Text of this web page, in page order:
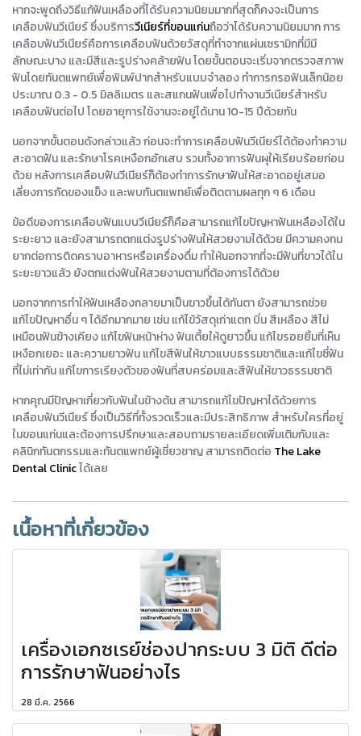
หากจะพูดถึงวิธีแก้ฟันเหลืองที่ได้รับความนิยมมากที่สุดก็คงจะเป็นการ
เคลือบฟันวีเนียร์ ซึ่งบริการวีเนียร์ที่ขอนแก่นถือว่าได้รับความนิยมมาก การ
เคลือบฟันวีเนียร์คือการเคลือบฟันด้วยวัสดุที่ทำจากแผ่นเซรามิกที่มีมี
ลักษณะบาง และมีสีและรูปร่างคล้ายฟัน โดยขั้นตอนจะเริ่มจากตรวจสภาพ
ฟันโดยทันตแพทย์เพื่อพิมพ์ปากสำหรับแบบจำลอง ทำการกรอฟันเล็กน้อย
ประมาณ 0.3 - 0.5 มิลลิเมตร และสแกนฟันเพื่อไปทำงานวีเนียร์สำหรับ
เคลือบฟันต่อไป โดยอายุการใช้งานจะอยู่ได้นาน 10-15 ปีด้วยกัน
นอกจากขั้นตอนดังกล่าวแล้ว ก่อนจะทำการเคลือบฟันวีเนียร์ได้ต้องทำความ
สะอาดฟัน และรักษาโรคเหงือกอักเสบ รวมทั้งอาการฟันผุให้เรียบร้อยก่อน
ด้วย หลังการเคลือบฟันวีเนียร์ก็ต้องทำการรักษาฟันให้สะอาดอยู่เสมอ
เลี่ยงการกัดของแข็ง และพบทันตแพทย์เพื่อติดตามผลทุก ๆ 6 เดือน
ข้อดีของการเคลือบฟันแบบวีเนียร์ก็คือสามารถแก้ไขปัญหาฟันเหลืองได้ใน
ระยะยาว และยังสามารถตกแต่งรูปร่างฟันให้สวยงามได้ด้วย มีความคงทน
ยากต่อการติดคราบอาหารหรือเครื่องดื่ม ทำให้นอกจากที่จะมีฟันที่ขาวได้ใน
ระยะยาวแล้ว ยังตกแต่งฟันให้สวยงามตามที่ต้องการได้ด้วย
นอกจากการทำให้ฟันเหลืองกลายมาเป็นขาวขึ้นได้ทันตา ยังสามารถช่วย
แก้ไขปัญหาอื่น ๆ ได้อีกมากมาย เช่น แก้ไข้วัสดุเก่าแตก บิ่น สีเหลือง สีไม่
เหมือนฟันข้างเคียง แก้ไขฟันหน้าห่าง ฟันเตี้ยให้ดูยาวขึ้น แก้ไขรอยยิ้มที่เห็น
เหงือกเยอะ และความยาวฟัน แก้ไขสีฟันให้ขาวแบบธรรมชาติและแก้ไขซี่ฟัน
ที่ไม่เท่ากัน แก้ไขการเรียงตัวของฟันที่สบคร่อมและสีฟันให้ขาวธรรมชาติ
หากคุณมีปัญหาเกี่ยวกับฟันในข้างต้น สามารถแก้ไขปัญหาได้ด้วยการ
เคลือบฟันวีเนียร์ ซึ่งเป็นวิธีที่ทั้งรวดเร็วและมีประสิทธิภาพ สำหรับใครที่อยู่
ในขอนแก่นและต้องการปรึกษาและสอบถามรายละเอียดเพิ่มเติมกับและ
คลินิกทันตกรรมและทันตแพทย์ผู้เชี่ยวชาญ สามารถติดต่อ The Lake
Dental Clinicได้เลย
เนื้อหาที่เกี่ยวข้อง
เครื่องเอกซเรย์ช่องปากระบบ 3 มิติ ดีต่อ
การรักษาฟันอย่างไร
28 มี.ค. 2566